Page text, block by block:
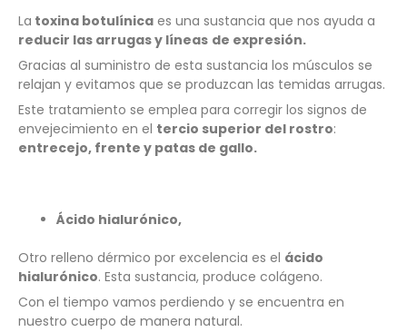
La toxina botulínica es una sustancia que nos ayuda a
reducir las arrugas y líneas de expresión.
Gracias al suministro de esta sustancia los músculos se
relajan y evitamos que se produzcan las temidas arrugas.
Este tratamiento se emplea para corregir los signos de
envejecimiento en el tercio superior del rostro:
entrecejo, frente y patas de gallo.
Ácido hialurónico,
Otro relleno dérmico por excelencia es el ácido
hialurónico. Esta sustancia, produce colágeno.
Con el tiempo vamos perdiendo y se encuentra en
nuestro cuerpo de manera natural.